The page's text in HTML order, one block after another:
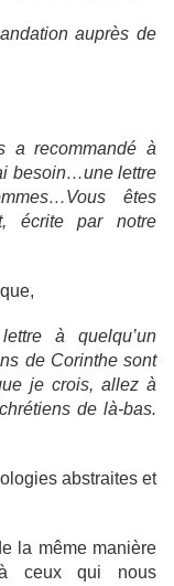
auprès de
a recommandé à
besoin…une lettre
êtes
écrite par notre
à quelqu’un
de Corinthe sont
je crois, allez à
de là-bas.
abstraites et
la même manière
ceux qui nous